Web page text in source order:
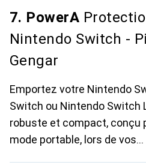
7. PowerA
Nintendo Switch -
Gengar
Emportez votre Nintendo
Switch ou Nintendo Switch
robuste et compact, conçu
mode portable, lors de vos